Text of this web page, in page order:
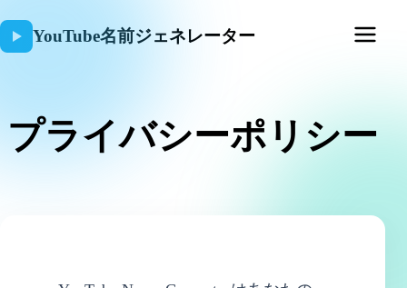
YouTube名前ジェネレーター
プライバシーポリシー